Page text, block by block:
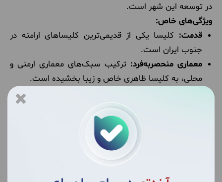
در توسعه این شهر است.
ویژگی‌های خاص:
قدمت: کلیسا یکی از قدیمی‌ترین کلیساهای ارامنه در
جنوب ایران است.
معماری منحصربه‌فرد: ترکیب سبک‌های معماری ارمنی و
محلی، به کلیسا ظاهری خاص و زیبا بخشیده است.
نقاشی‌های دیواری داخل کلیسا،
تصاویر مذهبی و تاریخی مهمی را به نمایش می‌گذارند.
کلیسا برای ارامنه بوشهر و همچنین زائران از
سایر نقاط کشور، یک مکان زیارتی مهم است.